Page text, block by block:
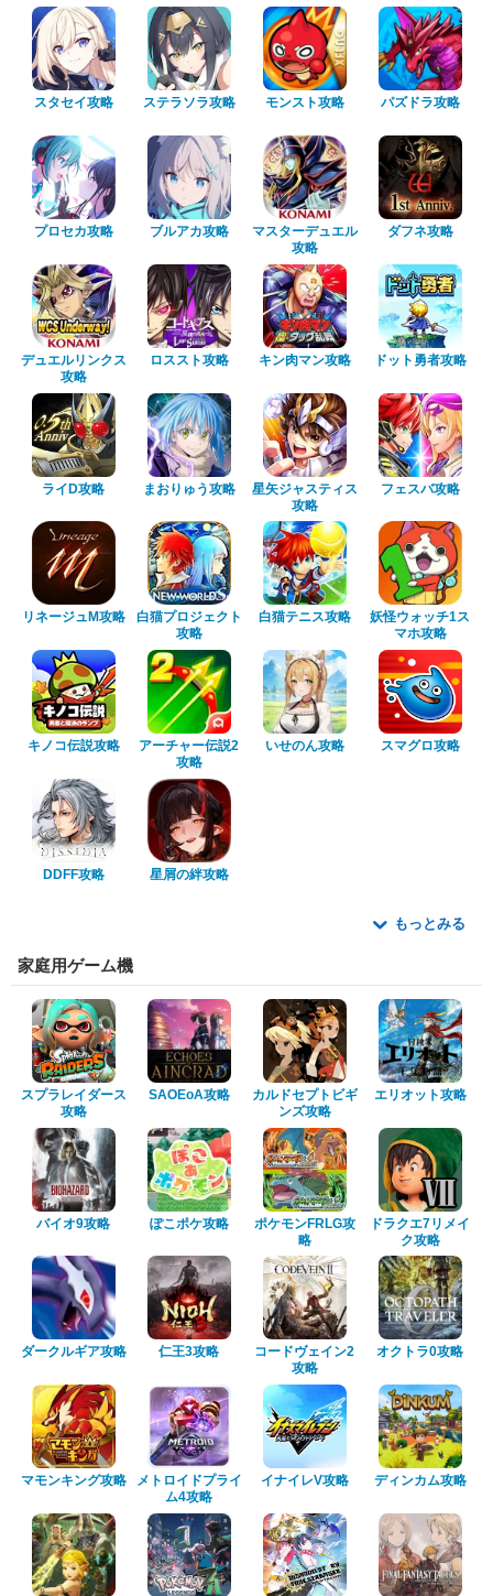
スタセイ攻略 ステラソラ攻略 モンスト攻略 パズドラ攻略
プロセカ攻略 ブルアカ攻略
マスターデュエル
攻略
ダフネ攻略
デュエルリンクス
攻略
ロススト攻略 キン肉マン攻略 ドット勇者攻略
ライD攻略 まおりゅう攻略
星矢ジャスティス
攻略
フェスバ攻略
リネージュM攻略
白猫プロジェクト
攻略
白猫テニス攻略
妖怪ウォッチ1ス
マホ攻略
キノコ伝説攻略
アーチャー伝説2
攻略
いせのん攻略 スマグロ攻略
DDFF攻略 星屑の絆攻略
もっとみる
家庭用ゲーム機
スプラレイダース
攻略
SAOEoA攻略
カルドセプトビギ
ンズ攻略
エリオット攻略
バイオ9攻略 ぽこポケ攻略
ポケモンFRLG攻
略
ドラクエ7リメイ
ク攻略
ダークルギア攻略 仁王3攻略
コードヴェイン2
攻略
オクトラ0攻略
マモンキング攻略
メトロイドプライ
ム4攻略
イナイレV攻略 ディンカム攻略